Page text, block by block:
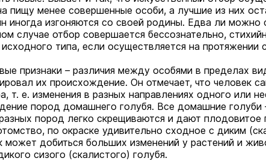
пищу менее совершенные особи, а лучшие из них
иногда изгоняются со своей родины. Едва ли можно
случае отбор совершается бессознательно,
типа, если осуществляется на протяжении
признаки –различия между особями в пределах
их происхождение. Он отмечает, что человек
т. е. изменения в разных направлениях одного или
пород домашнего голубя. Все домашние голуби
пород легко скрещиваются и дают плодовитое
по окраске удивительно сходное с диким
добиться больших изменений у растений и
сизого (скалистого) голубя.